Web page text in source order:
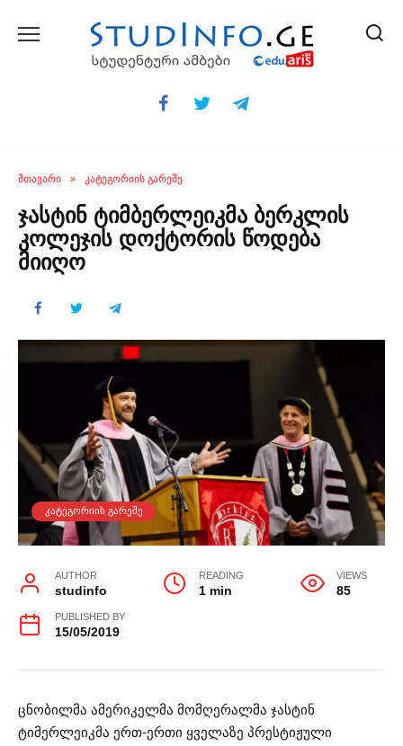
ᲛᲗᲐᲕᲐᲠᲘ » ᲙᲐᲢᲔᲒᲝᲠᲘᲘᲡ ᲒᲐᲠᲔᲨᲔ
ჯასტინ ტიმბერლეიკმა ბერკლის
კოლეჯის დოქტორის წოდება
მიიღო
ᲙᲐᲢᲔᲒᲝᲠᲘᲘᲡ ᲒᲐᲠᲔᲨᲔ
AUTHOR
studinfo
READING
1 min
VIEWS
85
PUBLISHED BY
15/05/2019
ცნობილმა ამერიკელმა მომღერალმა ჯასტინ
ტიმერლეიკმა ერთ-ერთი ყველაზე პრესტიჟული